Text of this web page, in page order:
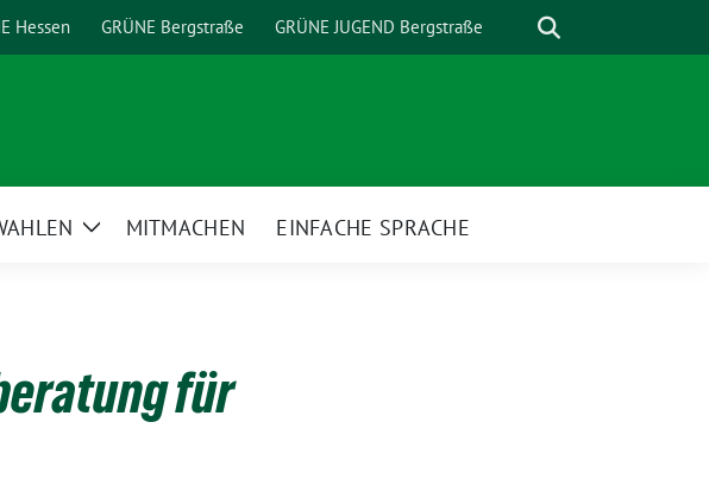
Hessen GRÜNE Bergstraße GRÜNE JUGEND Bergstraße Suche
ZeigeMITMACHEN EINFACHE SPRACHE
für